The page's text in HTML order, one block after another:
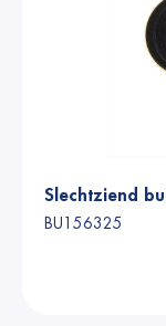
Slechtziend
BU156325